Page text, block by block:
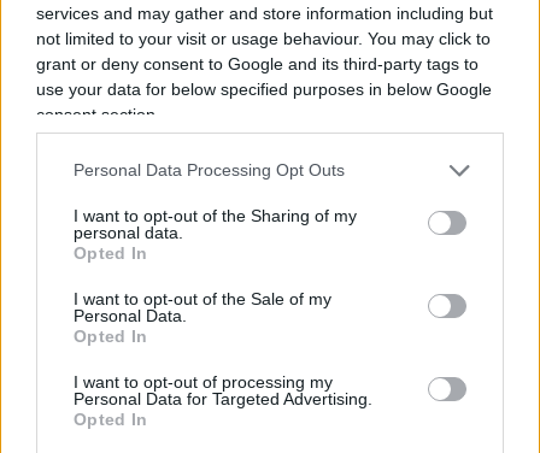
services and may gather and store information including but
not limited to your visit or usage behaviour. You may click to
grant or deny consent to Google and its third-party tags to
use your data for below specified purposes in below Google
consent section.
Personal Data Processing Opt Outs
I want to opt-out of the Sharing of my
personal data.
Opted In
I want to opt-out of the Sale of my
Personal Data.
Opted In
I want to opt-out of processing my
Personal Data for Targeted Advertising.
Opted In
chiara ispirazione civile (biografie esemplari,
storie con pedagogia incorporata, umiltà e
dedizione giustamente poste a esempio),
un’informazione attenta a principi di equilibrio.
rendere presentabili ilpagamento del canone
le dimensioni di un mastodonte generoso di
compensi, alla fine però si scopre che forse il
passato del tutto inosservato (fra i ciechi c’è pure
l’autore di queste righe, dal 2012 al 2015
consigliere d’amministrazione Rai), è stato negli
ultimi 15 anni un potente impulso allo
sviluppo